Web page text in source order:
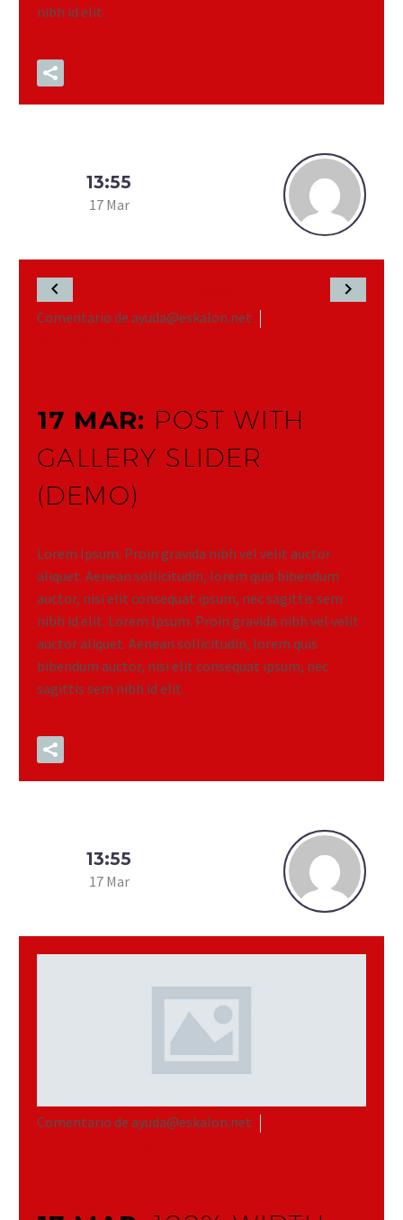
nibh id elit.
13:55
17 Mar
Comentario de ayuda@eskalon.net
17 MAR: POST WITH
GALLERY SLIDER
(DEMO)
Lorem Ipsum. Proin gravida nibh vel velit auctor
aliquet. Aenean sollicitudin, lorem quis bibendum
auctor, nisi elit consequat ipsum, nec sagittis sem
nibh id elit. Lorem Ipsum. Proin gravida nibh vel velit
auctor aliquet. Aenean sollicitudin, lorem quis
bibendum auctor, nisi elit consequat ipsum, nec
sagittis sem nibh id elit.
13:55
17 Mar
Comentario de ayuda@eskalon.net